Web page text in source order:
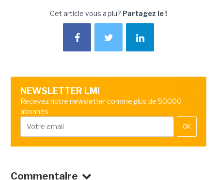
Cet article vous a plu? Partagez le !
NEWSLETTER LMI
Recevez notre newsletter comme plus de 50000
abonnés
OK
Commentaire